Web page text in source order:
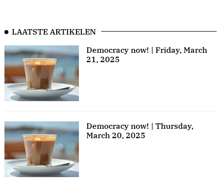
LAATSTE ARTIKELEN
Democracy now! | Friday, March
21, 2025
Democracy now! | Thursday,
March 20, 2025